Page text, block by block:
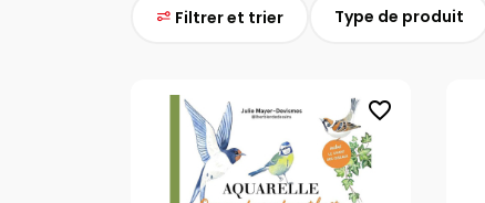
Filtrer et trier Type de produit
favorite_border